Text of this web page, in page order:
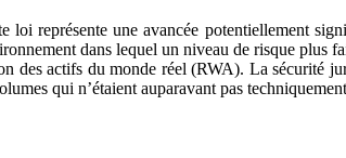
loi représente une avancée potentiellement
dans lequel un niveau de risque plus
des actifs du monde réel (RWA). La sécurité
qui n’étaient auparavant pas